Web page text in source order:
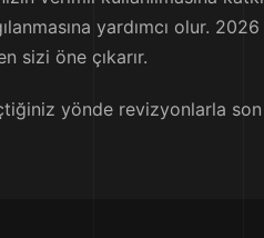
yardımcı olur. 2026
sizi öne çıkarır.
yönde revizyonlarla son